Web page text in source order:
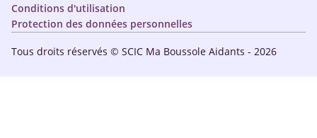
Tous droits réservés © SCIC Ma Boussole Aidants - 2026
Conditions d'utilisation
Protection des données personnelles